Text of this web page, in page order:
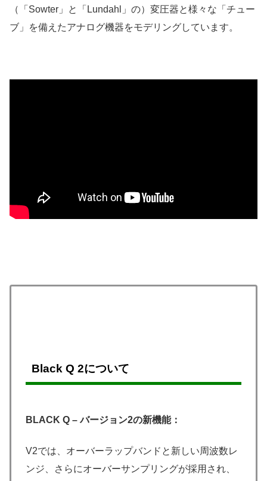
（「Sowter」と「Lundahl」の）変圧器と様々な「チュー
ブ」を備えたアナログ機器をモデリングしています。
Black Q 2について
BLACK Q – バージョン2の新機能：
V2では、オーバーラップバンドと新しい周波数レ
ンジ、さらにオーバーサンプリングが採用され、